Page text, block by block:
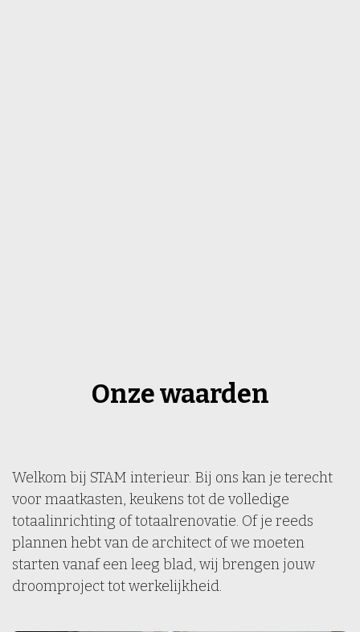
Onze waarden
Welkom bij STAM interieur. Bij ons kan je terecht
voor maatkasten, keukens tot de volledige
totaalinrichting of totaalrenovatie. Of je reeds
plannen hebt van de architect of we moeten
starten vanaf een leeg blad, wij brengen jouw
droomproject tot werkelijkheid.